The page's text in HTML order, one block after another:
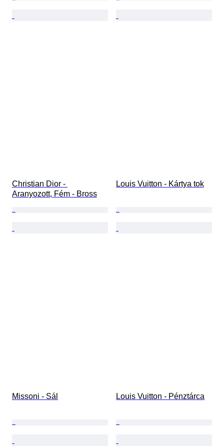
Christian Dior -
Aranyozott, Fém - Bross
Louis Vuitton - Kártya tok
Missoni - Sál Louis Vuitton - Pénztárca